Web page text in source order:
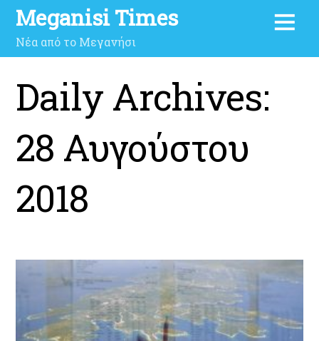
Meganisi Times
Νέα από το Μεγανήσι
Daily Archives:
28 Αυγούστου
2018